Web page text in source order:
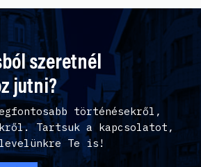
szeretnél
jutni?
történésekről,
Tartsuk a kapcsolatot,
Te is!